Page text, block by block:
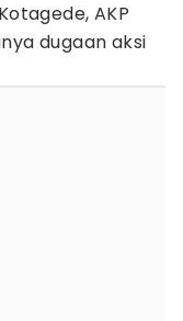
AKP
dugaan aksi